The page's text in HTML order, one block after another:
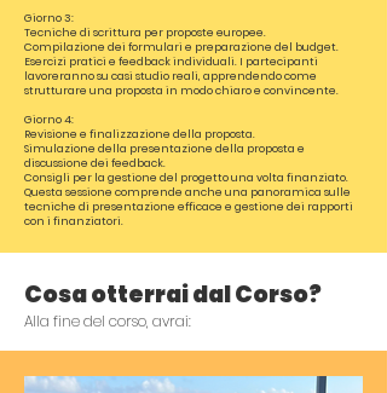
Giorno 3:
Tecniche di scrittura per proposte europee.
Compilazione dei formulari e preparazione del budget.
Esercizi pratici e feedback individuali. I partecipanti
lavoreranno su casi studio reali, apprendendo come
strutturare una proposta in modo chiaro e convincente.
Giorno 4:
Revisione e finalizzazione della proposta.
Simulazione della presentazione della proposta e
discussione dei feedback.
Consigli per la gestione del progetto una volta finanziato.
Questa sessione comprende anche una panoramica sulle
tecniche di presentazione efficace e gestione dei rapporti
con i finanziatori.
Cosa otterrai dal Corso?
Alla fine del corso, avrai: